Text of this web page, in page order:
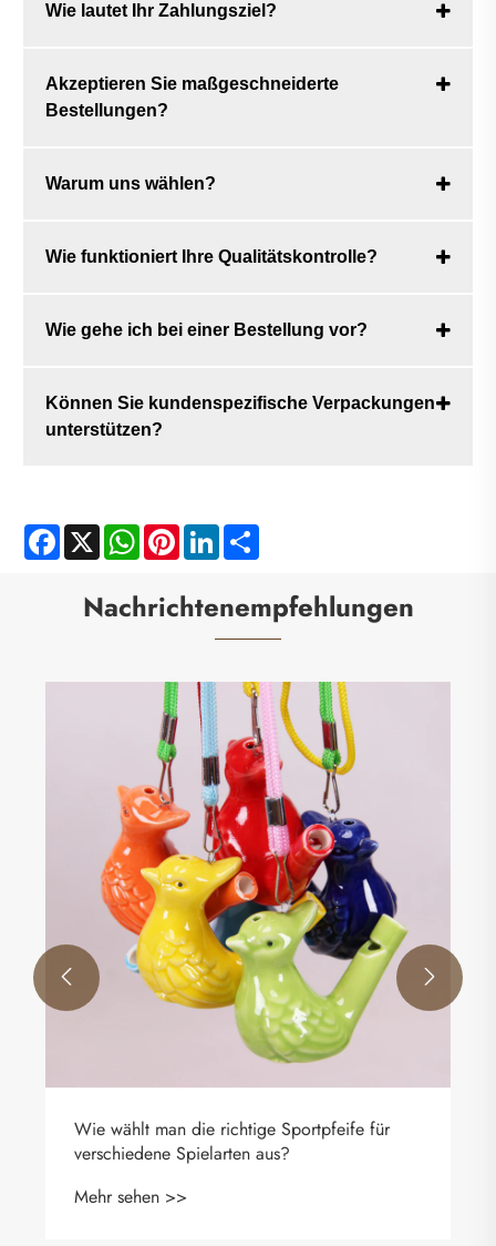
Wie lautet Ihr Zahlungsziel?
Akzeptieren Sie maßgeschneiderte
Bestellungen?
Warum uns wählen?
Wie funktioniert Ihre Qualitätskontrolle?
Wie gehe ich bei einer Bestellung vor?
Können Sie kundenspezifische Verpackungen
unterstützen?
Facebook
X WhatsApp
PinterestLinkedIn
Nachrichtenempfehlungen
Wie verändern Agility-Ringe die sportliche
Leistung und Trainingseffizienz?
Mehr sehen >>
 